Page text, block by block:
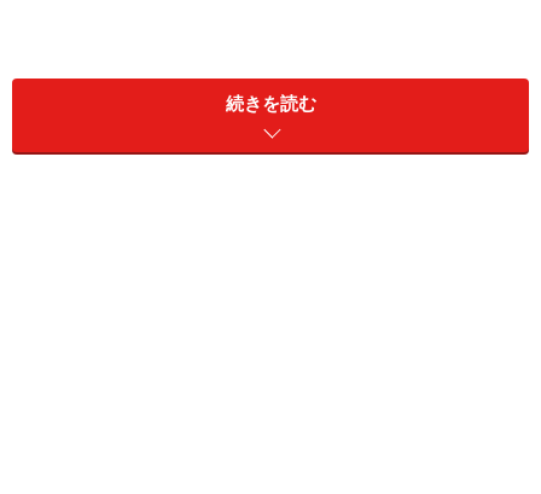
失業して雨風をしのげなくなったら？
失業中に頼れるものとして、雇用保険から支給される失
続きを読む